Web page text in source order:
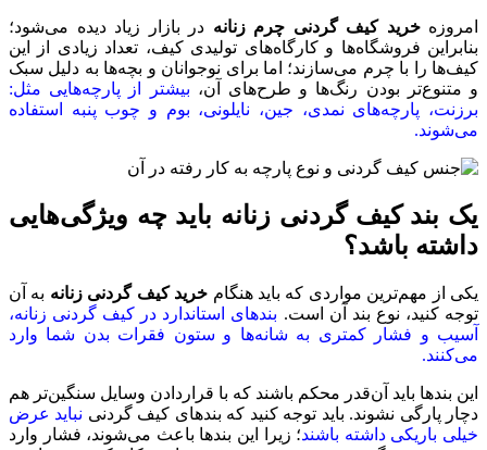
امروزه خرید کیف گردنی چرم زنانه در بازار زیاد دیده می‌شود؛
بنابراین فروشگاه‌ها و کارگاه‌های تولیدی کیف، تعداد زیادی از این
کیف‌ها را با چرم می‌سازند؛ اما برای نوجوانان و بچه‌ها به دلیل سبک
و متنوع‌تر بودن رنگ‌ها و طرح‌های آن، بیشتر از پارچه‌هایی مثل:
برزنت، پارچه‌های نمدی، جین، نایلونی، بوم و چوب پنبه استفاده
می‌شوند.
یک بند کیف گردنی زنانه باید چه ویژگی‌هایی
داشته باشد؟
یکی از مهم‌ترین مواردی که باید هنگام خرید کیف گردنی زنانه به آن
توجه کنید، نوع بند آن است. بندهای استاندارد در کیف گردنی زنانه،
آسیب و فشار کمتری به شانه‌ها و ستون فقرات بدن شما وارد
می‌کنند.
این بندها باید آن‌قدر محکم باشند که با قراردادن وسایل سنگین‌تر هم
دچار پارگی نشوند. باید توجه کنید که بندهای کیف گردنی نباید عرض
خیلی باریکی داشته باشند؛ زیرا این بندها باعث می‌شوند، فشار وارد